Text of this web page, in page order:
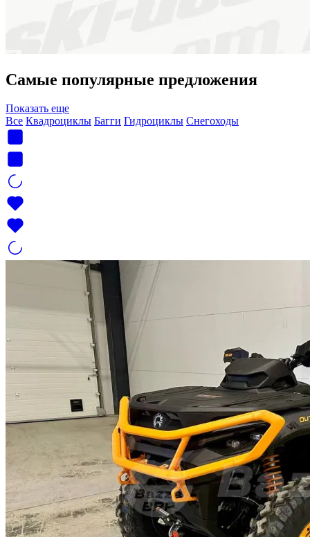
Самые популярные предложения
Показать еще
Все Квадроциклы Багги Гидроциклы Снегоходы